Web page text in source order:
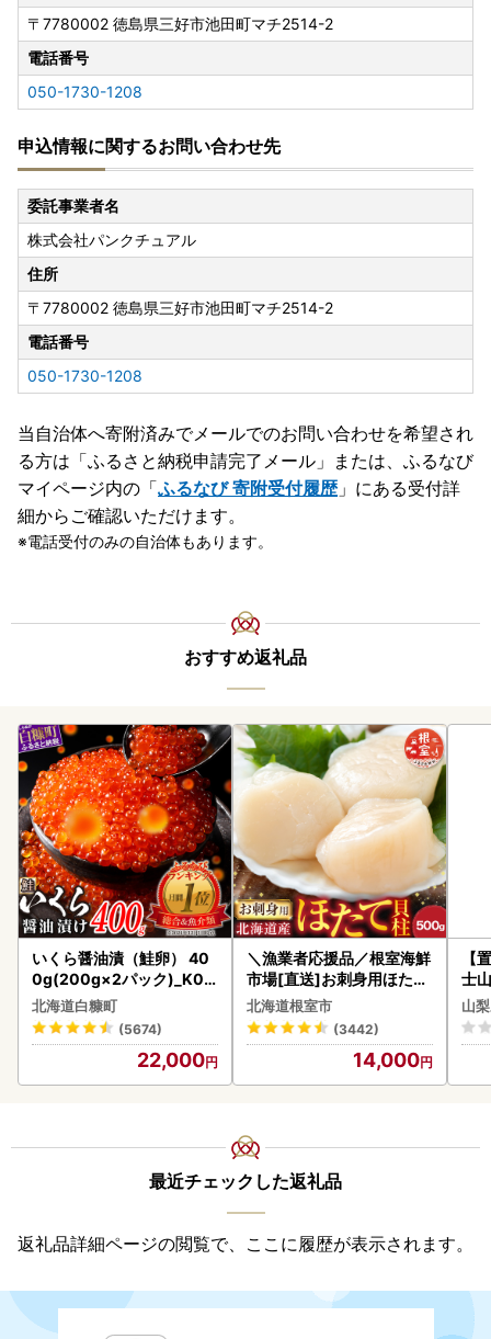
〒7780002 徳島県三好市池田町マチ2514-2
電話番号
050-1730-1208
申込情報に関するお問い合わせ先
委託事業者名
株式会社パンクチュアル
住所
〒7780002 徳島県三好市池田町マチ2514-2
電話番号
050-1730-1208
当自治体へ寄附済みでメールでのお問い合わせを希望され
る方は「ふるさと納税申請完了メール」 または、ふるなび
マイページ内の「ふるなび 寄附受付履歴」にある受付詳
細からご確認いただけます。
電話受付のみの自治体もあります。
おすすめ返礼品
いくら醤油漬（鮭卵） 40
0g(200g×2パック)_K02
2-1676
北海道白糠町
(5674)
22,000
＼漁業者応援品／根室海鮮
市場[直送]お刺身用ほたて
貝柱500g A-28002
北海道根室市
(3442)
14,000
【
士
山
最近チェックした返礼品
返礼品詳細ページの閲覧で、ここに履歴が表示されます。